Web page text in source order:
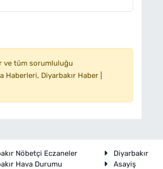
ve tüm sorumluluğu
Diyarbakır Haber |
Nöbetçi Eczaneler
Hava Durumu
Diyarbakır
Asayiş